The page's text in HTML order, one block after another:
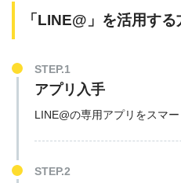
「LINE@」を活用する
STEP.1
アプリ入手
LINE@の専用アプリをスマ
STEP.2